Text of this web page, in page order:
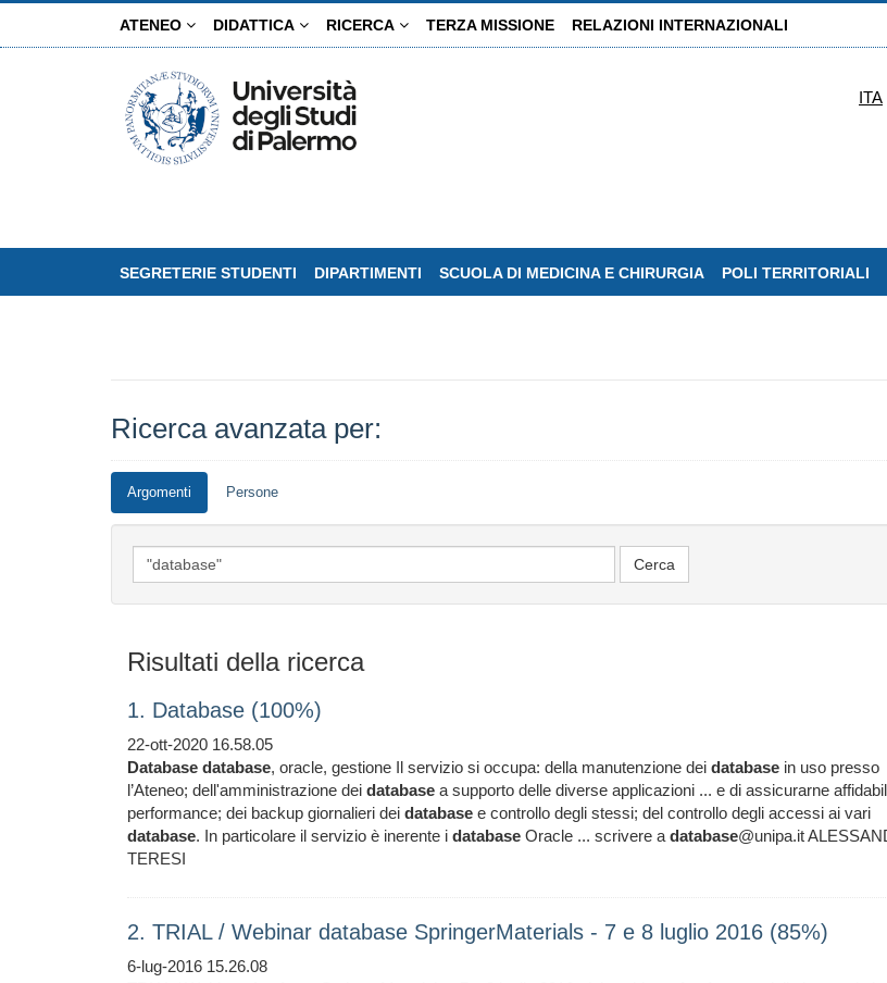
ATENEO DIDATTICA RICERCA TERZA MISSIONE RELAZIONI INTERNAZIONALI
ITA
SEGRETERIE STUDENTI DIPARTIMENTI SCUOLA DI MEDICINA E CHIRURGIA POLI TERRITORIALI
Ricerca avanzata per:
Argomenti Persone
Risultati della ricerca
1. Database (100%)
22-ott-2020 16.58.05
Database database, oracle, gestione Il servizio si occupa: della manutenzione dei database in uso presso
l’Ateneo; dell'amministrazione dei database a supporto delle diverse applicazioni ... e di assicurarne
performance; dei backup giornalieri dei database e controllo degli stessi; del controllo degli accessi ai vari
database. In particolare il servizio è inerente i database Oracle ... scrivere a database@unipa.it
TERESI
2. TRIAL / Webinar database SpringerMaterials - 7 e 8 luglio 2016 (85%)
6-lug-2016 15.26.08